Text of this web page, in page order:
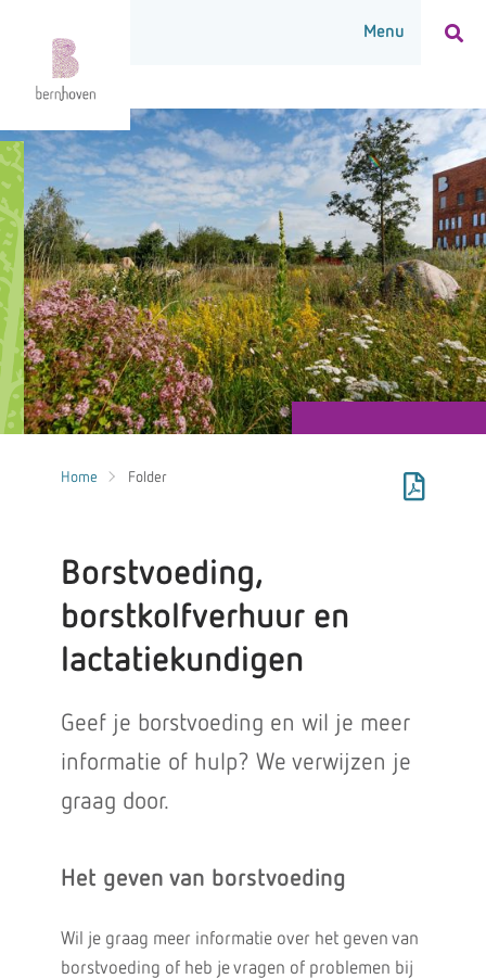
Home Folder
Borstvoeding,
borstkolfverhuur en
lactatiekundigen
Geef je borstvoeding en wil je meer
informatie of hulp? We verwijzen je
graag door.
Het geven van borstvoeding
Wil je graag meer informatie over het geven van
borstvoeding of heb je vragen of problemen bij